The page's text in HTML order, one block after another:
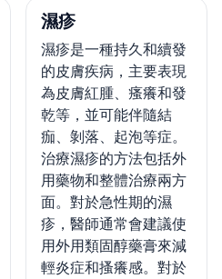
濕疹
濕疹是一種持久和續發
的皮膚疾病，主要表現
為皮膚紅腫、瘙癢和發
乾等，並可能伴隨結
痂、剝落、起泡等症。
治療濕疹的方法包括外
用藥物和整體治療兩方
面。對於急性期的濕
疹，醫師通常會建議使
用外用類固醇藥膏來減
輕炎症和搔癢感。對於